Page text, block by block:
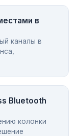
в
каналы в
Bluetooth
колонки